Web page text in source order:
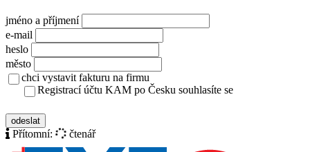
jméno a příjmení
e-mail
heslo
město
chci vystavit fakturu na firmu
Registrací účtu KAM po Česku souhlasíte se
odeslat
Přítomní: čtenář